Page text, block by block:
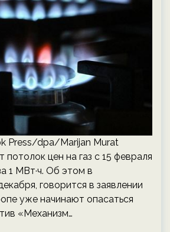
Press/dpa/Marijan Murat
цен на газ с 15 февраля
1 МВт·ч. Об этом в
говорится в заявлении
уже начинают опасаться
«Механизм…